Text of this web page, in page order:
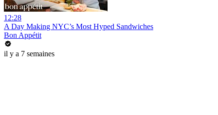
12:28
A Day Making NYC’s Most Hyped Sandwiches
Bon Appétit
il y a 7 semaines